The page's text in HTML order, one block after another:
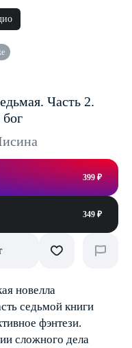
Часть 2.
399 ₽
349 ₽
новелла
седьмой книги
фэнтези.
сложного дела